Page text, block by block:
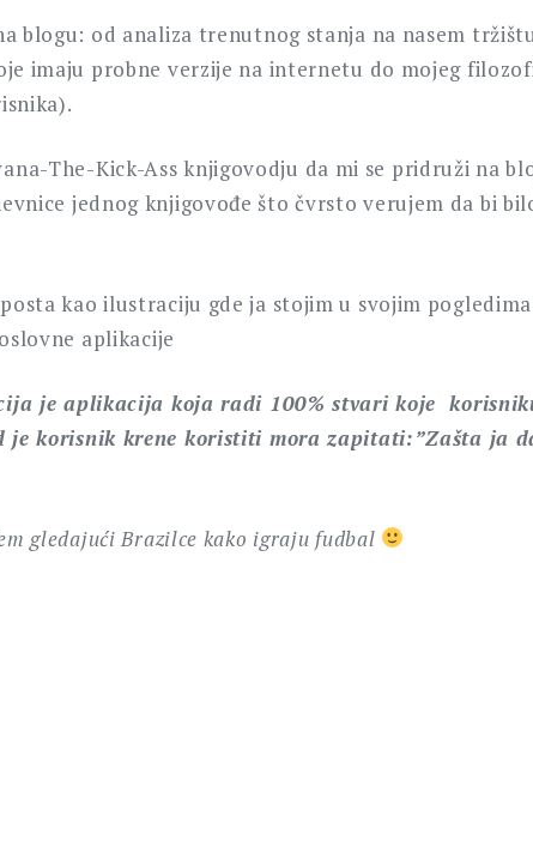
blogu: od analiza trenutnog stanja na nasem
imaju probne verzije na internetu do mojeg
The-Kick-Ass knjigovodju da mi se pridruži na
jednog knjigovođe što čvrsto verujem da bi
kao ilustraciju gde ja stojim u svojim
aplikacije
je aplikacija koja radi 100% stvari koje
je korisnik krene koristiti mora zapitati:”Zašta ja
gledajući Brazilce kako igraju fudbal